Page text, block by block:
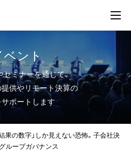
ント
ミナーを通じて、
供やリモート決算の
ポートします
結果の数字」しか見えない恐怖。子会社決
ループガバナンス